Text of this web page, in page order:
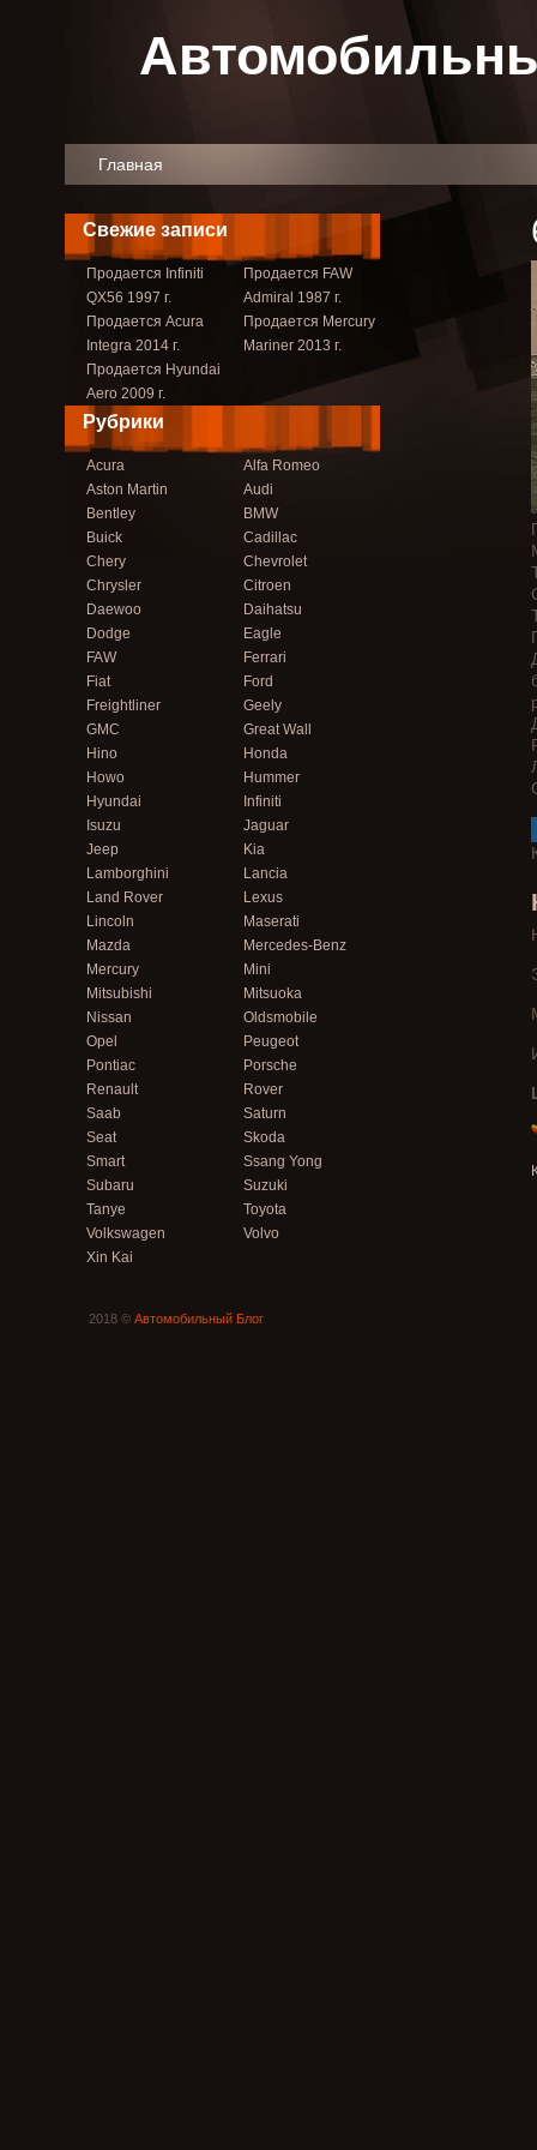
Главная
Свежие записи
Продается Infiniti
QX56 1997 г.
Продается FAW
Admiral 1987 г.
Продается Acura
Integra 2014 г.
Продается Mercury
Mariner 2013 г.
Продается Hyundai
Aero 2009 г.
Рубрики
Acura
Alfa Romeo
Aston Martin
Audi
Bentley
BMW
Buick
Cadillac
Chery
Chevrolet
Chrysler
Citroen
Daewoo
Daihatsu
Dodge
Eagle
FAW
Ferrari
Fiat
Ford
Freightliner
Geely
GMC
Great Wall
Hino
Honda
Howo
Hummer
Hyundai
Infiniti
Isuzu
Jaguar
Jeep
Kia
Lamborghini
Lancia
Land Rover
Lexus
Lincoln
Maserati
Mazda
Mercedes-Benz
Mercury
Mini
Mitsubishi
Mitsuoka
Nissan
Oldsmobile
Opel
Peugeot
Pontiac
Porsche
Renault
Rover
Saab
Saturn
Seat
Skoda
Smart
Ssang Yong
Subaru
Suzuki
Tanye
Toyota
Volkswagen
Volvo
Xin Kai
2018 © Автомобильный Блог